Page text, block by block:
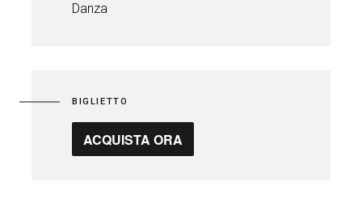
Danza
BIGLIETTO
ACQUISTA ORA